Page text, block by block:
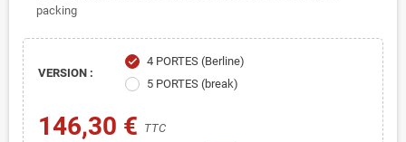
packing
VERSION :
check
4 PORTES (Berline)
5 PORTES (break)
146,30 € TTC